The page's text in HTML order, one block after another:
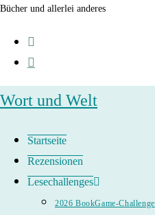
Zum
springen
Bücher und allerlei anderes
Wort und Welt
Startseite
Rezensionen
Lesechallenges
2026 BookGame-Challenge